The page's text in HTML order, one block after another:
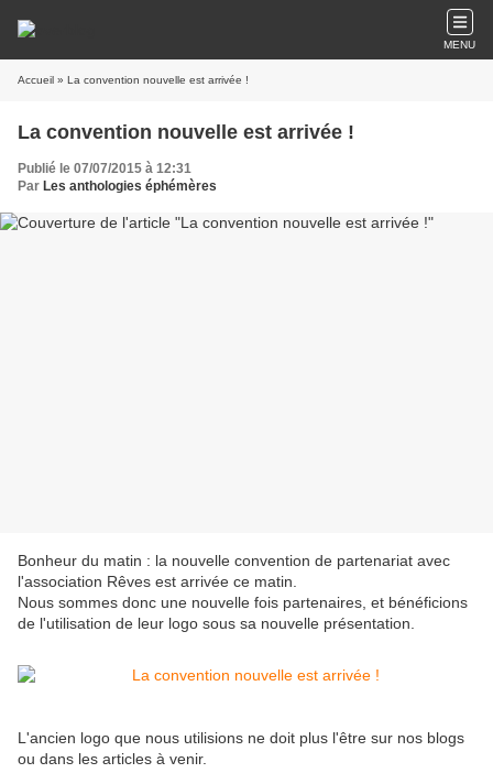
MENU
Accueil » La convention nouvelle est arrivée !
La convention nouvelle est arrivée !
Publié le 07/07/2015 à 12:31
Par Les anthologies éphémères
Bonheur du matin : la nouvelle convention de partenariat avec
l'association Rêves est arrivée ce matin.
Nous sommes donc une nouvelle fois partenaires, et bénéficions
de l'utilisation de leur logo sous sa nouvelle présentation.
L'ancien logo que nous utilisions ne doit plus l'être sur nos blogs
ou dans les articles à venir.